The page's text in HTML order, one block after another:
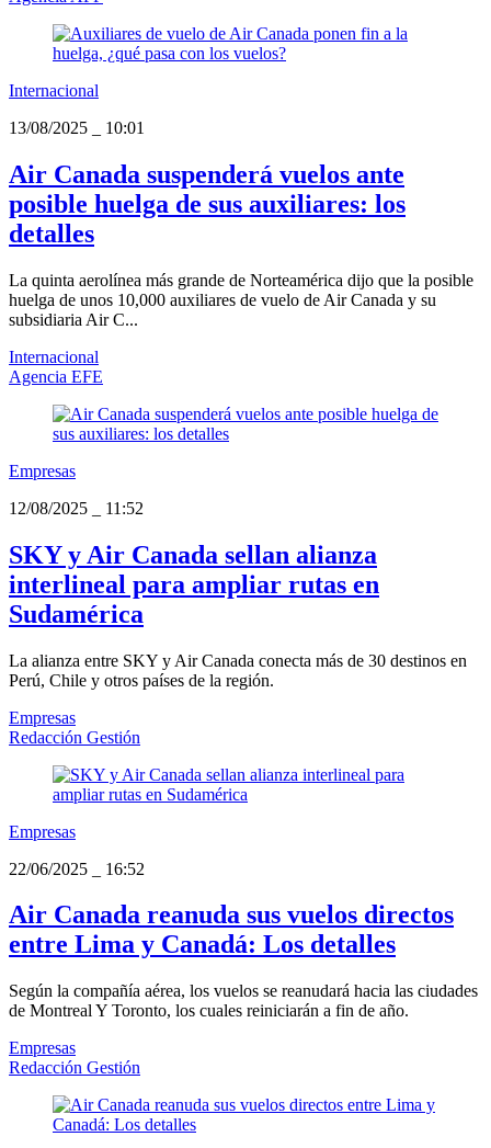
Internacional
13/08/2025
10:01
Air Canada suspenderá vuelos ante
posible huelga de sus auxiliares: los
detalles
La quinta aerolínea más grande de Norteamérica dijo que la posible
huelga de unos 10,000 auxiliares de vuelo de Air Canada y su
subsidiaria Air C...
Internacional
Agencia EFE
Empresas
12/08/2025
11:52
SKY y Air Canada sellan alianza
interlineal para ampliar rutas en
Sudamérica
La alianza entre SKY y Air Canada conecta más de 30 destinos en
Perú, Chile y otros países de la región.
Empresas
Redacción Gestión
Empresas
22/06/2025
16:52
Air Canada reanuda sus vuelos directos
entre Lima y Canadá: Los detalles
Según la compañía aérea, los vuelos se reanudará hacia las ciudades
de Montreal Y Toronto, los cuales reiniciarán a fin de año.
Empresas
Redacción Gestión